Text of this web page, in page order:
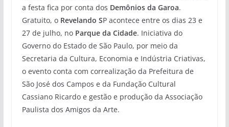
a festa fica por conta dos Demônios da Garoa.
Gratuito, o Revelando SP acontece entre os dias 23 e
27 de julho, no Parque da Cidade. Iniciativa do
Governo do Estado de São Paulo, por meio da
Secretaria da Cultura, Economia e Indústria Criativas,
o evento conta com correalização da Prefeitura de
São José dos Campos e da Fundação Cultural
Cassiano Ricardo e gestão e produção da Associação
Paulista dos Amigos da Arte.